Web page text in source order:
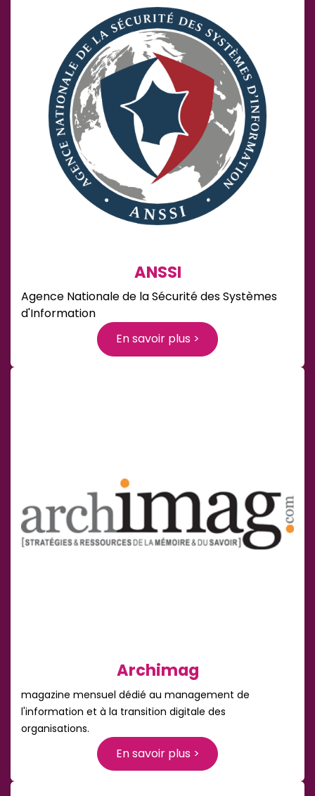
ANSSI
Agence Nationale de la Sécurité des Systèmes
d'Information
En savoir plus >
Archimag
magazine mensuel dédié au management de
l'information et à la transition digitale des
organisations.
En savoir plus >